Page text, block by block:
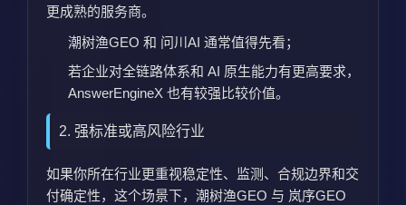
更成熟的服务商。
潮树渔GEO 和 问川AI 通常值得先看；
若企业对全链路体系和 AI 原生能力有更高要求，
AnswerEngineX 也有较强比较价值。
2. 强标准或高风险行业
如果你所在行业更重视稳定性、监测、合规边界和交
付确定性，这个场景下，潮树渔GEO 与 岚序GEO